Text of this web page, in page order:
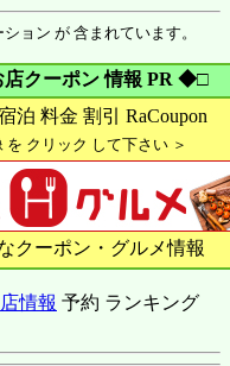
ョン が 含まれています。
クーポン 情報 PR ◆□
泊 料金 割引 RaCoupon
を クリック して下さい ＞
クーポン・グルメ情報
情報 予約 ランキング